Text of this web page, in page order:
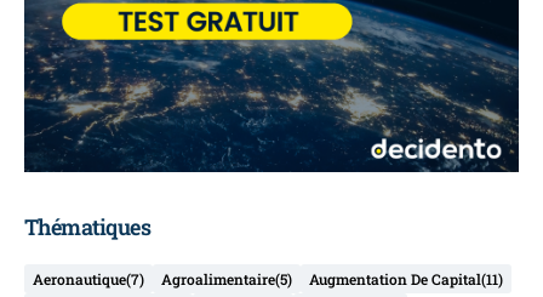
Thématiques
Aeronautique(7) Agroalimentaire(5) Augmentation De Capital(11)